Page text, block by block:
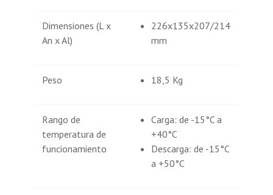
Dimensiones (L x
An x Al)
226x135x207/214
mm
Peso 18,5 Kg
Rango de
temperatura de
funcionamiento
Carga: de -15°C a
+40°C
Descarga: de -15°C
a +50°C